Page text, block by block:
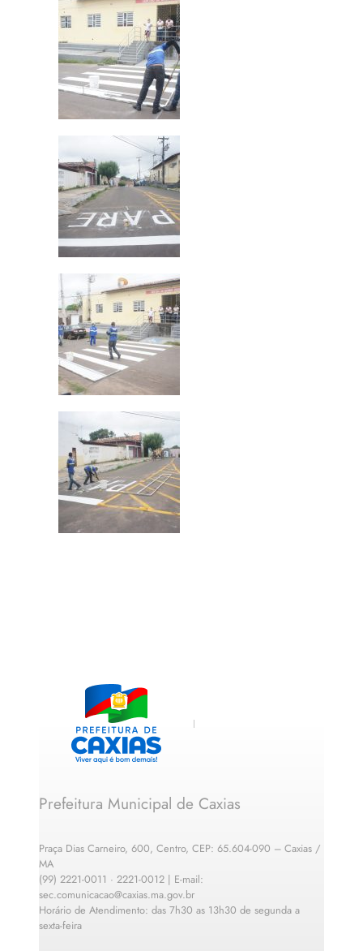
Prefeitura Municipal de Caxias
Praça Dias Carneiro, 600, Centro, CEP: 65.604-090 – Caxias /
MA
(99) 2221-0011 · 2221-0012 | E-mail:
sec.comunicacao@caxias.ma.gov.br
Horário de Atendimento: das 7h30 as 13h30 de segunda a
sexta-feira